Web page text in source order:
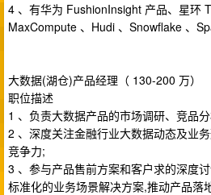
4 、有华为 FushionInsight 产品、星环
MaxCompute 、Hudi 、Snowflake 、
大数据(湖仓)产品经理（ 130-200 万）
职位描述
1 、负责大数据产品的市场调研、竞品
2 、深度关注金融行业大数据动态及业
竞争力;
3 、参与产品售前方案和客户求的深度
标准化的业务场景解决方案,推动产品落